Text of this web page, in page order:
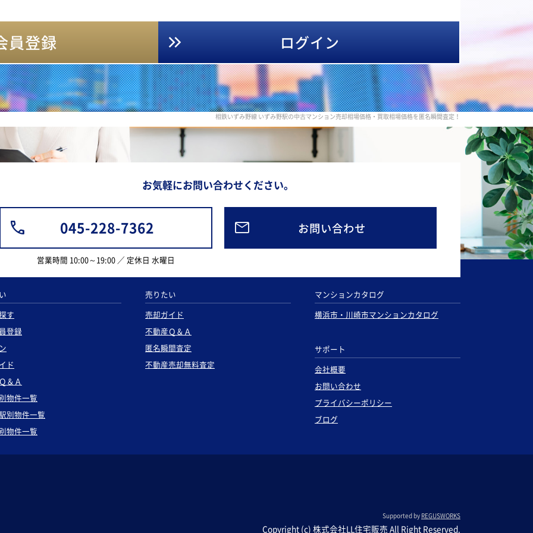
員登録 ログイン
相鉄いずみ野線 いずみ野駅の中古マンション売却相場価格・買取相場価格を匿名瞬間査定！
お気軽にお問い合わせください。
045-228-7362
営業時間 10:00～19:00 ／ 定休日 水曜日
お問い合わせ
す
登録
ド
＆Ａ
物件一覧
別物件一覧
物件一覧
売りたい
売却ガイド
不動産Ｑ＆Ａ
匿名瞬間査定
不動産売却無料査定
マンションカタログ
横浜市・川崎市マンションカタログ
サポート
会社概要
お問い合わせ
プライバシーポリシー
ブログ
Supported by REGUSWORKS
Copyright (c) 株式会社LL住宅販売 All Right Reserved.